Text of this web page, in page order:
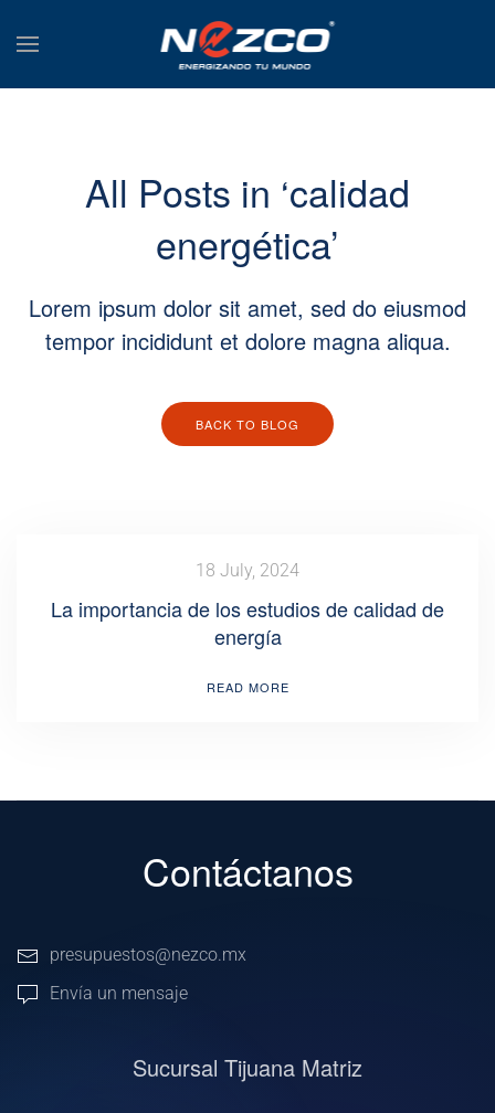
All Posts in ‘calidad
energética’
Lorem ipsum dolor sit amet, sed do eiusmod
tempor incididunt et dolore magna aliqua.
BACK TO BLOG
18 July, 2024
La importancia de los estudios de calidad de
energía
READ MORE
Contáctanos
presupuestos@nezco.mx
Envía un mensaje
Sucursal Tijuana Matriz